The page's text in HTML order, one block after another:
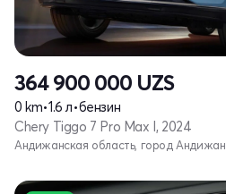
364 900 000 UZS
0 km•1.6 л•бензин
Chery Tiggo 7 Pro Max I, 2024
Андижанская область, город Андижан